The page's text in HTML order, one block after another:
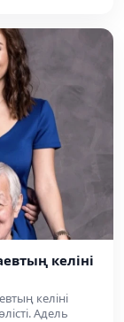
келіні
келіні
Адель